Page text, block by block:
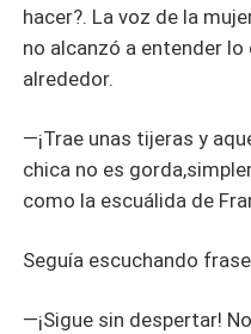
hacer?. La voz de la
no alcanzó a entender
alrededor.
—¡Trae unas tijeras y
chica no es
como la escuálida de
Seguía escuchando
—¡Sigue sin despertar!